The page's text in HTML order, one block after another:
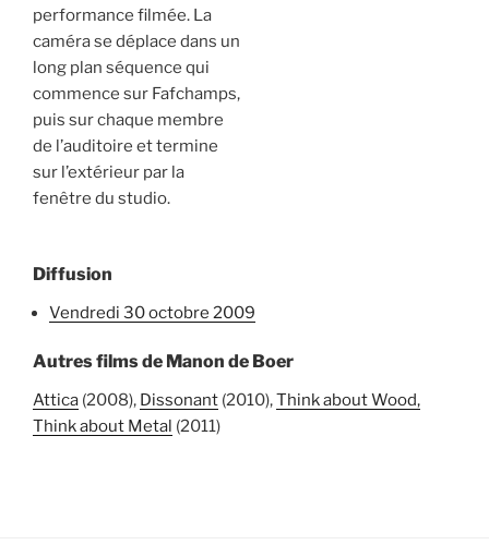
performance filmée. La
caméra se déplace dans un
long plan séquence qui
commence sur Fafchamps,
puis sur chaque membre
de l’auditoire et termine
sur l’extérieur par la
fenêtre du studio.
Diffusion
vendredi 30 octobre 2009
Autres films de Manon de Boer
Attica (2008), Dissonant (2010),Think about Wood,
Think about Metal (2011)